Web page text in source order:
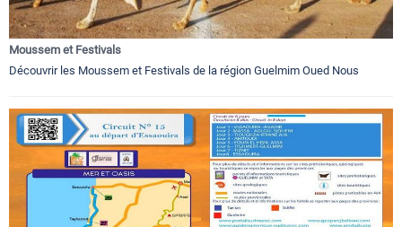
Moussem et Festivals
Découvrir les Moussem et Festivals de la région Guelmim Oued Nous